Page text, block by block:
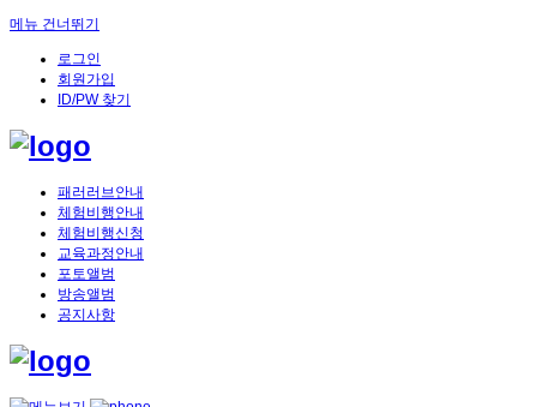
메뉴 건너뛰기
로그인
회원가입
ID/PW 찾기
패러러브안내
체험비행안내
체험비행신청
교육과정안내
포토앨범
방송앨범
공지사항